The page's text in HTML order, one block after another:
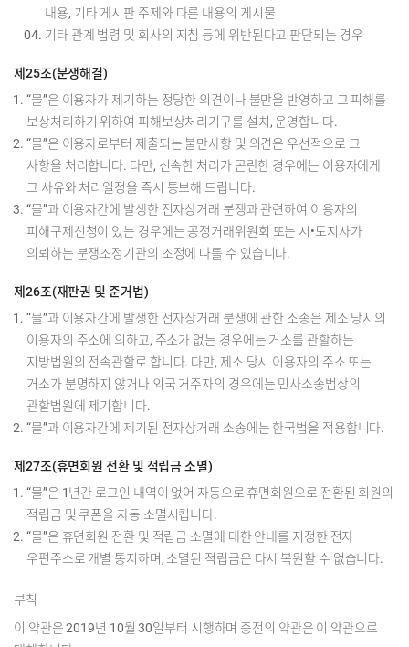
내용, 기타 게시판 주제와 다른 내용의 게시물
기타 관계 법령 및 회사의 지침 등에 위반된다고 판단되는 경우
제25조(분쟁해결)
“몰”은 이용자가 제기하는 정당한 의견이나 불만을 반영하고 그 피해를
보상처리하기 위하여 피해보상처리기구를 설치, 운영합니다.
“몰”은 이용자로부터 제출되는 불만사항 및 의견은 우선적으로 그
사항을 처리합니다. 다만, 신속한 처리가 곤란한 경우에는 이용자에게
그 사유와 처리일정을 즉시 통보해 드립니다.
“몰”과 이용자간에 발생한 전자상거래 분쟁과 관련하여 이용자의
피해구제신청이 있는 경우에는 공정거래위원회 또는 시•도지사가
의뢰하는 분쟁조정기관의 조정에 따를 수 있습니다.
제26조(재판권 및 준거법)
“몰”과 이용자간에 발생한 전자상거래 분쟁에 관한 소송은 제소 당시의
이용자의 주소에 의하고, 주소가 없는 경우에는 거소를 관할하는
지방법원의 전속관할로 합니다. 다만, 제소 당시 이용자의 주소 또는
거소가 분명하지 않거나 외국 거주자의 경우에는 민사소송법상의
관할법원에 제기합니다.
“몰”과 이용자간에 제기된 전자상거래 소송에는 한국법을 적용합니다.
제27조(휴면회원 전환 및 적립금 소멸)
“몰”은 1년간 로그인 내역이 없어 자동으로 휴면회원으로 전환된 회원의
적립금 및 쿠폰을 자동 소멸시킵니다.
“몰”은 휴면회원 전환 및 적립금 소멸에 대한 안내를 지정한 전자
우편주소로 개별 통지하며, 소멸된 적립금은 다시 복원할 수 없습니다.
부칙
이 약관은 2019년 10월 30일부터 시행하며 종전의 약관은 이 약관으로